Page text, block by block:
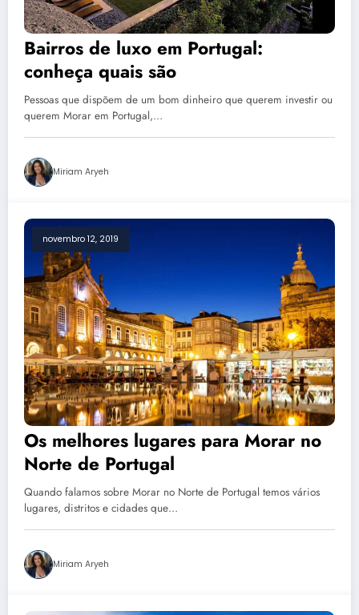
Bairros de luxo em Portugal:
conheça quais são
Pessoas que dispõem de um bom dinheiro que querem investir ou
querem Morar em Portugal,…
Miriam Aryeh
novembro 12, 2019
Os melhores lugares para Morar no
Norte de Portugal
Quando falamos sobre Morar no Norte de Portugal temos vários
lugares, distritos e cidades que…
Miriam Aryeh